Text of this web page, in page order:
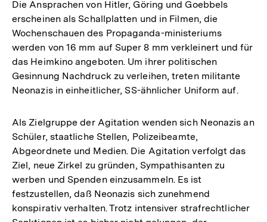
Die Ansprachen von Hitler, Göring und Goebbels
erscheinen als Schallplatten und in Filmen, die
Wochenschauen des Propaganda-ministeriums
werden von 16 mm auf Super 8 mm verkleinert und für
das Heimkino angeboten. Um ihrer politischen
Gesinnung Nachdruck zu verleihen, treten militante
Neonazis in einheitlicher, SS-ähnlicher Uniform auf.
Als Zielgruppe der Agitation wenden sich Neonazis an
Schüler, staatliche Stellen, Polizeibeamte,
Abgeordnete und Medien. Die Agitation verfolgt das
Ziel, neue Zirkel zu gründen, Sympathisanten zu
werben und Spenden einzusammeln. Es ist
festzustellen, daß Neonazis sich zunehmend
konspirativ verhalten. Trotz intensiver strafrechtlicher